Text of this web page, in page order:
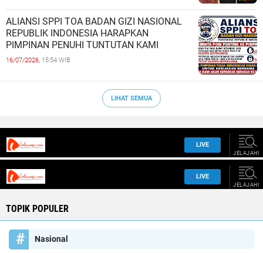
ALIANSI SPPI TOA BADAN GIZI NASIONAL
REPUBLIK INDONESIA HARAPKAN
PIMPINAN PENUHI TUNTUTAN KAMI
16/07/2026, 15:54 WIB
LIHAT SEMUA
TOPIK POPULER
Nasional